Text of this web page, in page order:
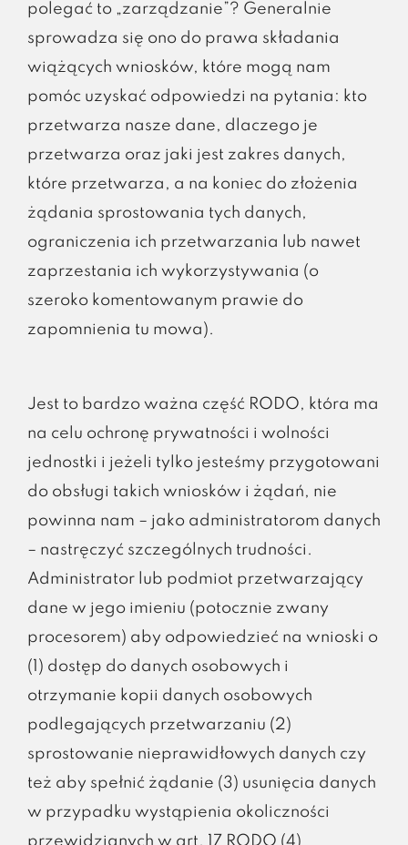
polegać to „zarządzanie”? Generalnie
sprowadza się ono do prawa składania
wiążących wniosków, które mogą nam
pomóc uzyskać odpowiedzi na pytania: kto
przetwarza nasze dane, dlaczego je
przetwarza oraz jaki jest zakres danych,
które przetwarza, a na koniec do złożenia
żądania sprostowania tych danych,
ograniczenia ich przetwarzania lub nawet
zaprzestania ich wykorzystywania (o
szeroko komentowanym prawie do
zapomnienia tu mowa).
Jest to bardzo ważna część RODO, która ma
na celu ochronę prywatności i wolności
jednostki i jeżeli tylko jesteśmy przygotowani
do obsługi takich wniosków i żądań, nie
powinna nam – jako administratorom danych
– nastręczyć szczególnych trudności.
Administrator lub podmiot przetwarzający
dane w jego imieniu (potocznie zwany
procesorem) aby odpowiedzieć na wnioski o
(1) dostęp do danych osobowych i
otrzymanie kopii danych osobowych
podlegających przetwarzaniu (2)
sprostowanie nieprawidłowych danych czy
też aby spełnić żądanie (3) usunięcia danych
w przypadku wystąpienia okoliczności
przewidzianych w art. 17 RODO (4)